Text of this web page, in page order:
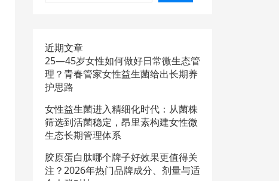
近期文章
25—45岁女性如何做好日常微生态管
理？青春管家女性益生菌给出长期养
护思路
女性益生菌进入精细化时代：从菌株
筛选到活菌稳定，昂里素构建女性微
生态长期管理体系
胶原蛋白肽哪个牌子好效果更值得关
注？2026年热门品牌成分、剂量与适